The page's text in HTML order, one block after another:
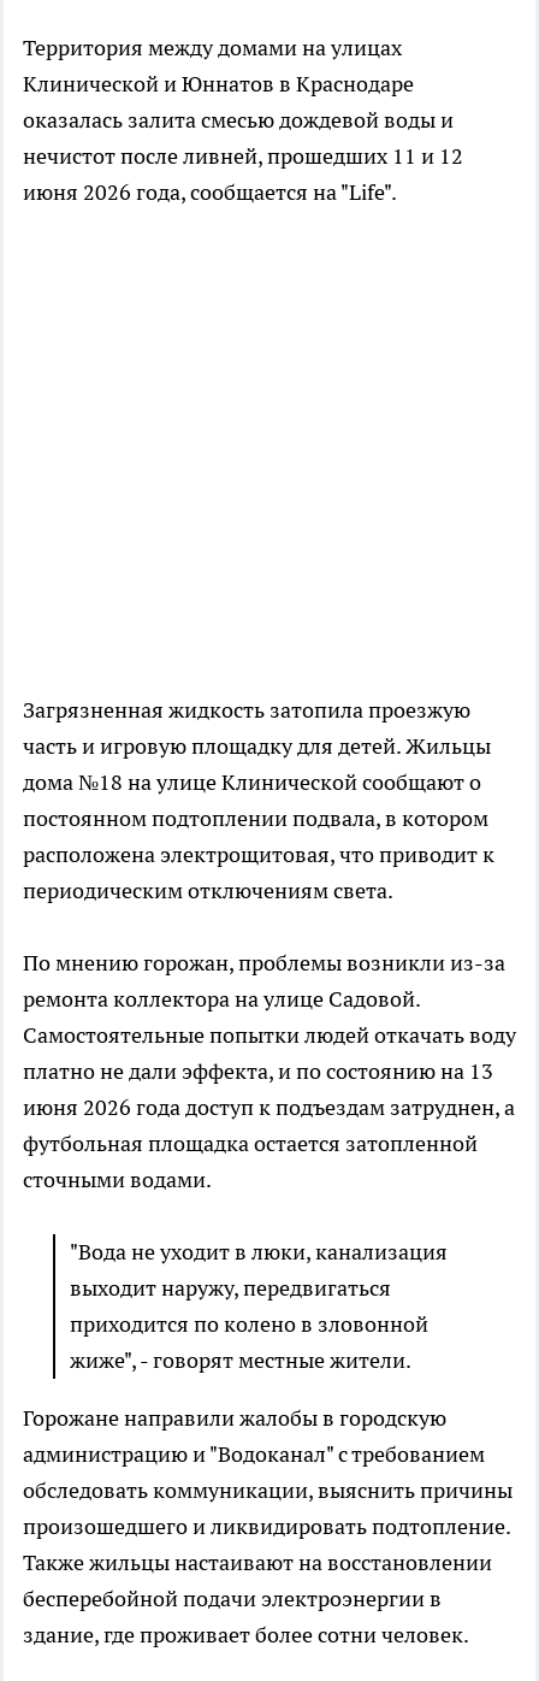
Территория между домами на улицах
Клинической и Юннатов в Краснодаре
оказалась залита смесью дождевой воды и
нечистот после ливней, прошедших 11 и 12
июня 2026 года, сообщается на "Life".
Загрязненная жидкость затопила проезжую
часть и игровую площадку для детей. Жильцы
дома №18 на улице Клинической сообщают о
постоянном подтоплении подвала, в котором
расположена электрощитовая, что приводит к
периодическим отключениям света.
По мнению горожан, проблемы возникли из-за
ремонта коллектора на улице Садовой.
Самостоятельные попытки людей откачать воду
платно не дали эффекта, и по состоянию на 13
июня 2026 года доступ к подъездам затруднен, а
футбольная площадка остается затопленной
сточными водами.
"Вода не уходит в люки, канализация
выходит наружу, передвигаться
приходится по колено в зловонной
жиже", - говорят местные жители.
Горожане направили жалобы в городскую
администрацию и "Водоканал" с требованием
обследовать коммуникации, выяснить причины
произошедшего и ликвидировать подтопление.
Также жильцы настаивают на восстановлении
бесперебойной подачи электроэнергии в
здание, где проживает более сотни человек.